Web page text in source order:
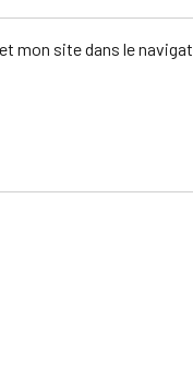
mon site dans le